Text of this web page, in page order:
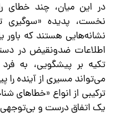
در این میان، چند خطای
نخست، پدیده «سوگیری
نشانه‌هایی هستند که باور
اطلاعات ضدونقیض در
تکیه بر پیشگویی، به
می‌تواند مسیری از آینده را
ترکیبی از انواع
یک اتفاق درست و